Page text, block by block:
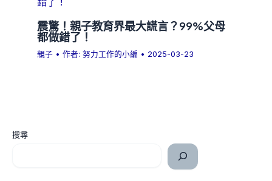
震驚！親子教育界最大謊言？99%父母
都做錯了！
親子 • 作者:努力工作的小編 • 2025-03-23
搜尋